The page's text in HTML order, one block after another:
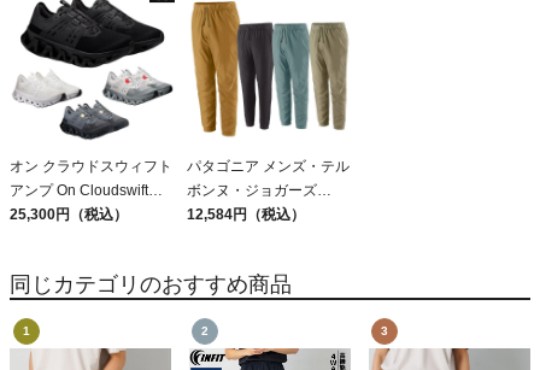
Shirt
オン クラウドスウィフト
アンプ On Cloudswift
Amp
25,300円（税込）
パタゴニア メンズ・テル
ボンヌ・ジョガーズ
PATAGONIA MS
12,584円（税込）
同じカテゴリのおすすめ商品